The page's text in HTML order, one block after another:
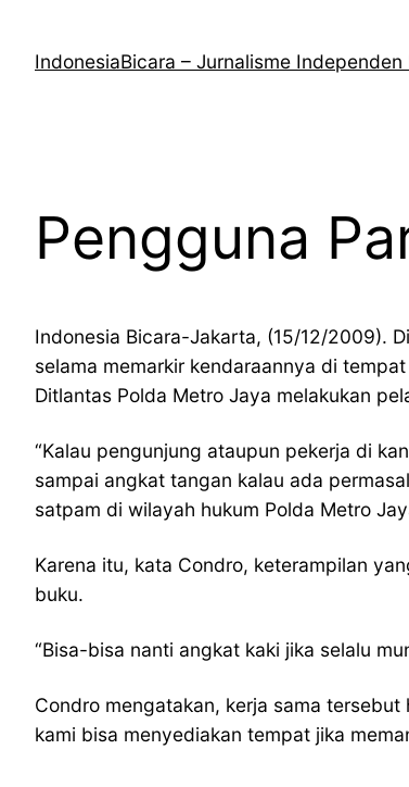
kontenIndonesiaBicara – Jurnalisme
Pengguna
Indonesia Bicara-Jakarta, (15/12/2009).
selama memarkir kendaraannya di
Ditlantas Polda Metro Jaya melakukan
“Kalau pengunjung ataupun pekerja di
sampai angkat tangan kalau ada
satpam di wilayah hukum Polda Metro
Karena itu, kata Condro, keterampilan
buku.
“Bisa-bisa nanti angkat kaki jika selalu
Condro mengatakan, kerja sama
kami bisa menyediakan tempat jika